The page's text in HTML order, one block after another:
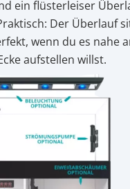
ein flüsterleiser
Der Überlauf
wenn du es nahe
aufstellen willst.